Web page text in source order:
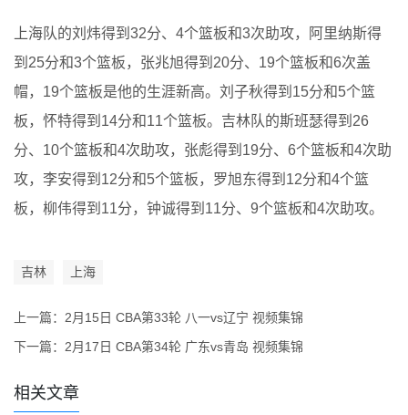
上海队的刘炜得到32分、4个篮板和3次助攻，阿里纳斯得
到25分和3个篮板，张兆旭得到20分、19个篮板和6次盖
帽，19个篮板是他的生涯新高。刘子秋得到15分和5个篮
板，怀特得到14分和11个篮板。吉林队的斯班瑟得到26
分、10个篮板和4次助攻，张彪得到19分、6个篮板和4次助
攻，李安得到12分和5个篮板，罗旭东得到12分和4个篮
板，柳伟得到11分，钟诚得到11分、9个篮板和4次助攻。
吉林 上海
上一篇： 2月15日 CBA第33轮 八一vs辽宁 视频集锦
下一篇： 2月17日 CBA第34轮 广东vs青岛 视频集锦
相关文章